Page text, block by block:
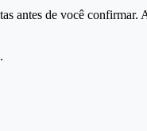
antes de você confirmar.